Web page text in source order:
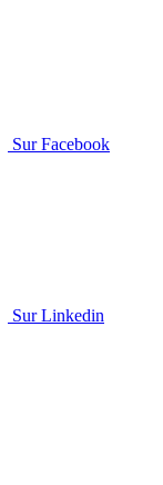
Sur Facebook
Sur Linkedin